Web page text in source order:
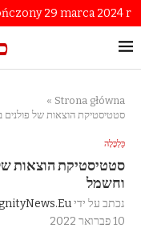
29 marca 2024 r.
Strona główna
»
סטטיסטיקת הוצאות של
כַּלְכָּלָה
סטטיסטיקת הוצאות
וחשמל
נכתב על ידי
10 פברואר 2022